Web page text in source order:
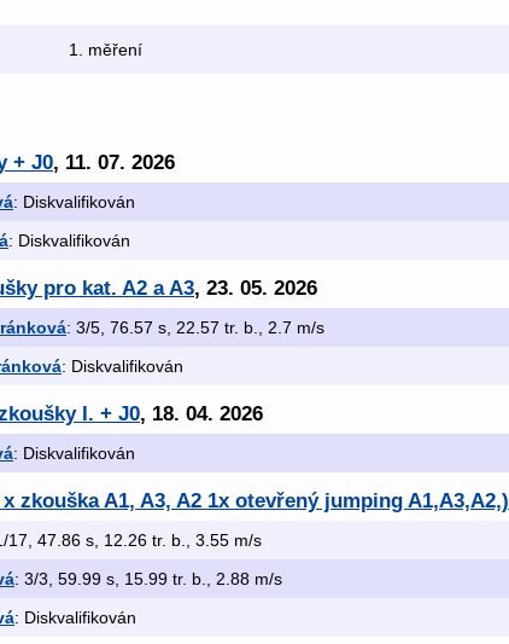
1. měření
+ J0, 11. 07. 2026
: Diskvalifikován
: Diskvalifikován
pro kat. A2 a A3, 23. 05. 2026
: 3/5, 76.57 s, 22.57 tr. b., 2.7 m/s
: Diskvalifikován
I. + J0, 18. 04. 2026
: Diskvalifikován
zkouška A1, A3, A2 1x otevřený jumping A1,A3,A2,)
17, 47.86 s, 12.26 tr. b., 3.55 m/s
: 3/3, 59.99 s, 15.99 tr. b., 2.88 m/s
: Diskvalifikován